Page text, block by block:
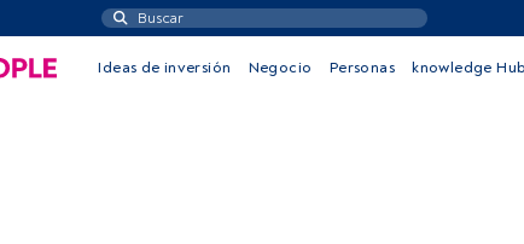
Ideas de inversión Negocio Personas knowledge Hub